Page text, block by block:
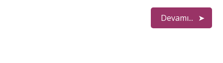
Devamı...